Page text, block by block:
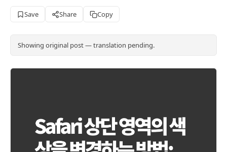
Save Share Copy
Showing original post — translation pending.